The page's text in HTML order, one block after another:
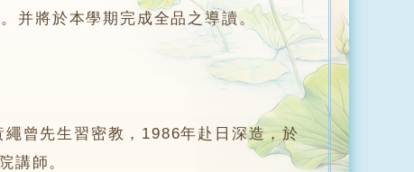
將於本學期完成全品之導讀。
曾先生習密教，1986年赴日深造，於
講師。